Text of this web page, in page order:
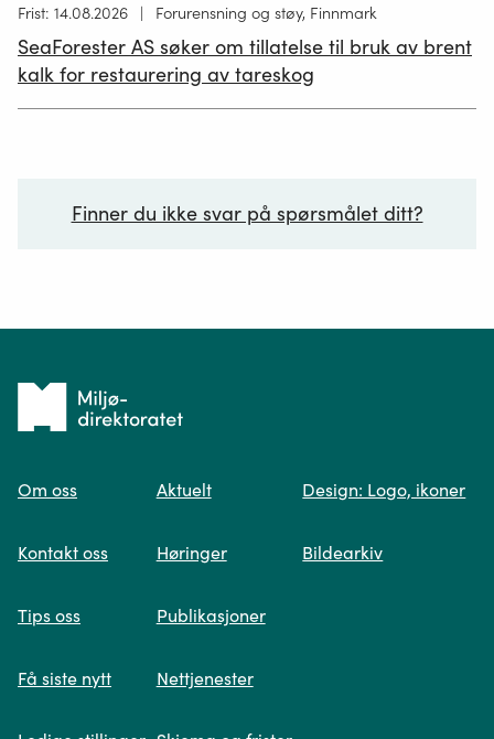
Høring
19.06.2026
Frist: 14.08.2026 Forurensning og støy, Finnmark
SeaForester AS søker om tillatelse til bruk av brent
kalk for restaurering av tareskog
Finner du ikke svar på spørsmålet ditt?
Spør oss
søk og viser deg vår mest relevante
Tilbake
forsiden
Om oss
Kontakt oss
Tips oss
Få siste nytt
Aktuelt
Høringer
Publikasjoner
Nettjenester
Design: Logo, ikoner
Bildearkiv